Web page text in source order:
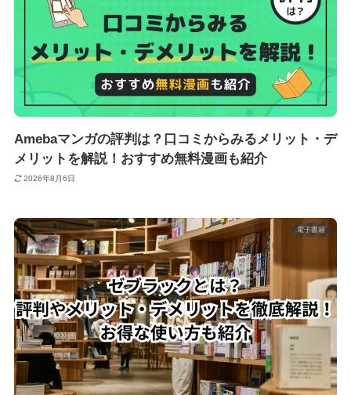
Amebaマンガの評判は？口コミからみるメリット・デ
メリットを解説！おすすめ無料漫画も紹介
2026年8月6日
電子書籍